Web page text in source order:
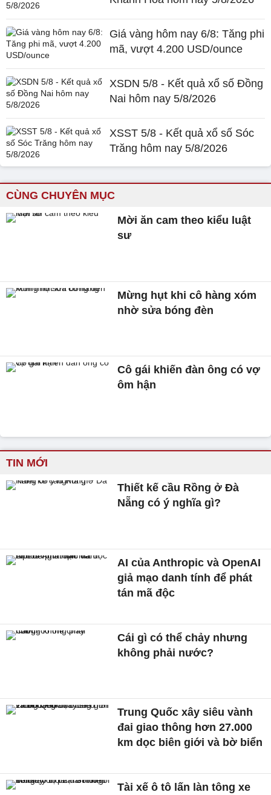
Giá vàng hôm nay 6/8: Tăng phi
mã, vượt 4.200 USD/ounce
XSDN 5/8 - Kết quả xổ số Đồng
Nai hôm nay 5/8/2026
XSST 5/8 - Kết quả xổ số Sóc
Trăng hôm nay 5/8/2026
CÙNG CHUYÊN MỤC
Mời ăn cam theo kiểu luật
sư
Mừng hụt khi cô hàng xóm
nhờ sửa bóng đèn
Cô gái khiến đàn ông có vợ
ôm hận
TIN MỚI
Thiết kế cầu Rồng ở Đà
Nẵng có ý nghĩa gì?
AI của Anthropic và OpenAI
giả mạo danh tính để phát
tán mã độc
Cái gì có thể chảy nhưng
không phải nước?
Trung Quốc xây siêu vành
đai giao thông hơn 27.000
km dọc biên giới và bờ biển
Tài xế ô tô lấn làn tông xe